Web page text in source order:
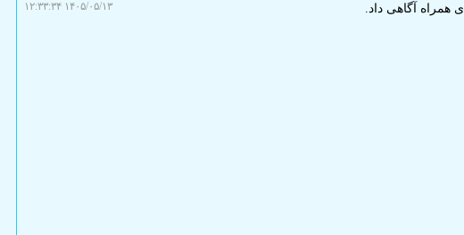
همراه آگاهی داد.
۱۴۰۵/۰۵/۱۳ ۱۲:۳۳:۳۴